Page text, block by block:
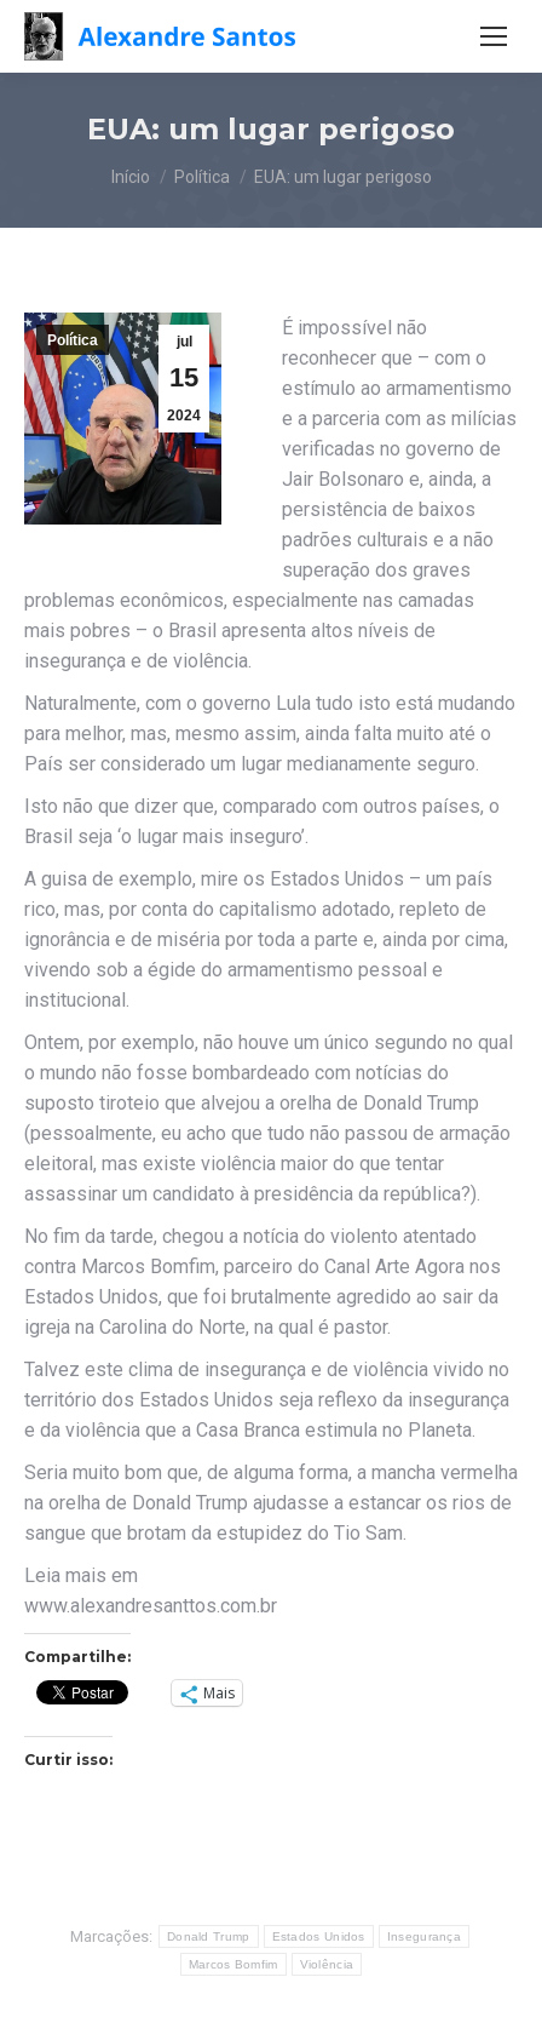
EUA: um lugar perigoso
Você está aqui:
Início Política EUA: um lugar perigoso
jul
15
2024
Política
É impossível não
reconhecer que – com o
estímulo ao armamentismo
e a parceria com as milícias
verificadas no governo de
Jair Bolsonaro e, ainda, a
persistência de baixos
padrões culturais e a não
superação dos graves
problemas econômicos, especialmente nas camadas
mais pobres – o Brasil apresenta altos níveis de
insegurança e de violência.
Naturalmente, com o governo Lula tudo isto está mudando
para melhor, mas, mesmo assim, ainda falta muito até o
País ser considerado um lugar medianamente seguro.
Isto não que dizer que, comparado com outros países, o
Brasil seja ‘o lugar mais inseguro’.
A guisa de exemplo, mire os Estados Unidos – um país
rico, mas, por conta do capitalismo adotado, repleto de
ignorância e de miséria por toda a parte e, ainda por cima,
vivendo sob a égide do armamentismo pessoal e
institucional.
Ontem, por exemplo, não houve um único segundo no qual
o mundo não fosse bombardeado com notícias do
suposto tiroteio que alvejou a orelha de Donald Trump
(pessoalmente, eu acho que tudo não passou de armação
eleitoral, mas existe violência maior do que tentar
assassinar um candidato à presidência da república?).
No fim da tarde, chegou a notícia do violento atentado
contra Marcos Bomfim, parceiro do Canal Arte Agora nos
Estados Unidos, que foi brutalmente agredido ao sair da
igreja na Carolina do Norte, na qual é pastor.
Talvez este clima de insegurança e de violência vivido no
território dos Estados Unidos seja reflexo da insegurança
e da violência que a Casa Branca estimula no Planeta.
Seria muito bom que, de alguma forma, a mancha vermelha
na orelha de Donald Trump ajudasse a estancar os rios de
sangue que brotam da estupidez do Tio Sam.
Leia mais em
www.alexandresanttos.com.br
Compartilhe:
Mais
Curtir isso:
Marcações: Donald Trump Estados Unidos Insegurança
Marcos Bomfim Violência